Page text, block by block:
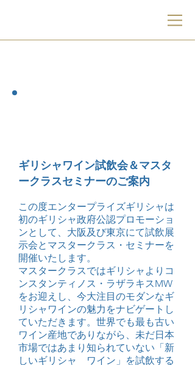
ギリシャワイン試飲会＆マスタ
ークラスセミナーのご案内
この度エンタープライズギリシャは
初のギリシャ政府公認プロモーショ
ンとして、大阪及び東京にて試飲展
示会とマスタークラス・セミナーを
開催いたします。
マスタークラスではギリシャよりコ
ンスタンティノス・ラザラキスMW
をお迎えし、今大注目のモダンなギ
リシャワインの魅力をナビゲートし
ていただきます。世界でも最も古い
ワイン産地でありながら、未だ日本
市場ではあまり知られていない「新
しいギリシャ ワイン」を試飲する